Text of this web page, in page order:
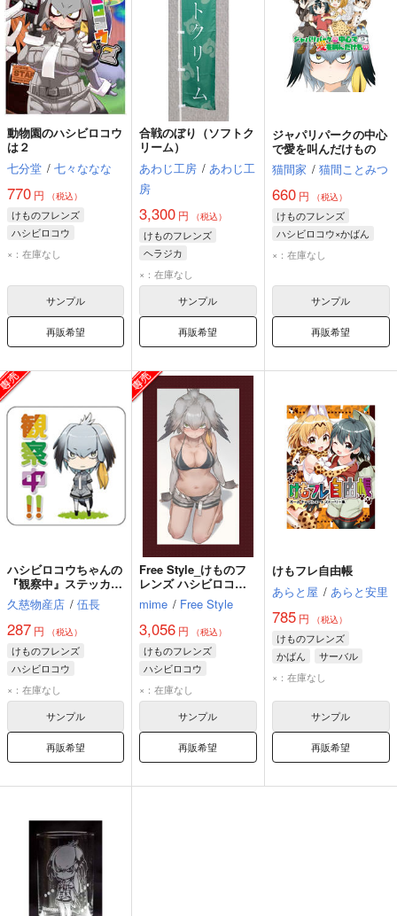
動物園のハシビロコウ
は２
七分堂 / 七々ななな
770 円 （税込）
けものフレンズ
ハシビロコウ
×：在庫なし
サンプル
再販希望
合戦のぼり（ソフトク
リーム）
あわじ工房 / あわじ工
房
3,300 円 （税込）
けものフレンズ
ヘラジカ
ハシビロコウ
シロサイ
×：在庫なし
サンプル
再販希望
ジャパリパークの中心
で愛を叫んだけもの
猫間家 / 猫間ことみつ
660円 （税込）
けものフレンズ
ハシビロコウ×かばん
ハシビロコウ
×：在庫なし
サンプル
再販希望
ハシビロコウちゃんの
『観察中』ステッカー
【屋外使用可能】
久慈物産店 / 伍長
287 円 （税込）
けものフレンズ
ハシビロコウ
×：在庫なし
サンプル
再販希望
Free Style_けものフ
レンズ ハシビロコウ
B2タペストリー
mime / Free Style
3,056 円 （税込）
けものフレンズ
ハシビロコウ
×：在庫なし
サンプル
再販希望
けもフレ自由帳
あらと屋 / あらと安里
785円 （税込）
けものフレンズ
かばん
サーバル
ハシビロコウ
×：在庫なし
サンプル
再販希望